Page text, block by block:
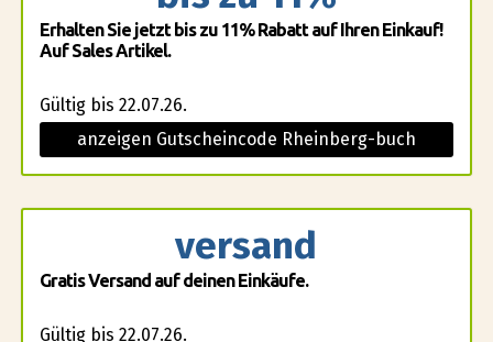
Erhalten Sie jetzt bis zu 11% Rabatt auf Ihren Einkauf!
Auf Sales Artikel.
Gültig bis 22.07.26.
anzeigen Gutscheincode Rheinberg-buch
versand
Gratis Versand auf deinen Einkäufe.
Gültig bis 22.07.26.